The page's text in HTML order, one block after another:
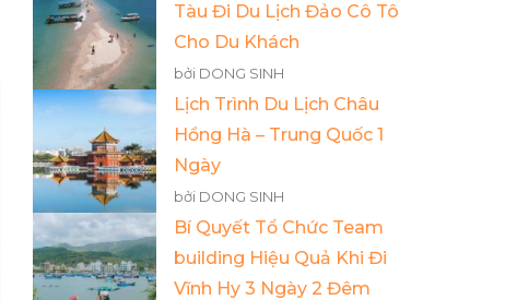
Tàu Đi Du Lịch Đảo Cô Tô
Cho Du Khách
bởi DONG SINH
Lịch Trình Du Lịch Châu
Hồng Hà – Trung Quốc 1
Ngày
bởi DONG SINH
Bí Quyết Tổ Chức Team
building Hiệu Quả Khi Đi
Vĩnh Hy 3 Ngày 2 Đêm